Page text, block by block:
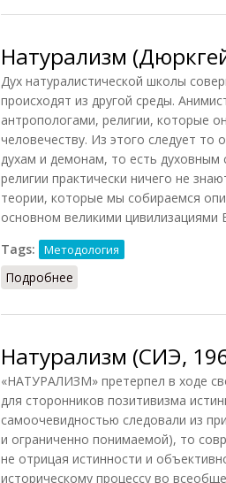
Натурализм
Дух натуралистической школы
происходят из другой среды.
антропологами, религии, которые
человечеству. Из этого следует
духам и демонам, то есть
религии практически ничего не
теории, которые мы собираемся
основном великими цивилизациями
Tags:
Методология
Подробнее
Натурализм (СИЭ,
«НАТУРАЛИЗМ» претерпел в ходе
для сторонников позитивизма
самоочевидностью следовали из
и ограниченно понимаемой), то
не отрицая истинности и
историческому процессу во